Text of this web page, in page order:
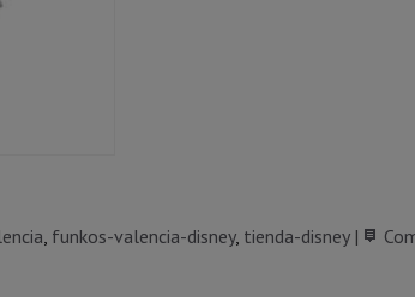
funkos-valencia-disney tienda-disney |